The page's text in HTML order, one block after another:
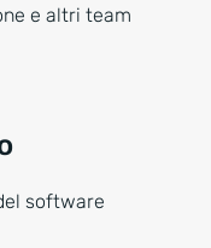
e altri team
software